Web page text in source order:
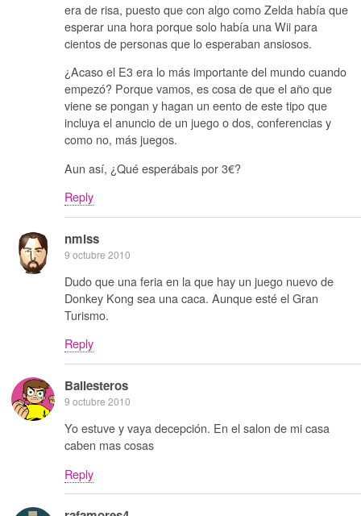
era de risa, puesto que con algo como Zelda había que
esperar una hora porque solo había una Wii para
cientos de personas que lo esperaban ansiosos.
¿Acaso el E3 era lo más importante del mundo cuando
empezó? Porque vamos, es cosa de que el año que
viene se pongan y hagan un eento de este tipo que
incluya el anuncio de un juego o dos, conferencias y
como no, más juegos.
Aun así, ¿Qué esperábais por 3€?
Reply
nmlss
9 octubre 2010
Dudo que una feria en la que hay un juego nuevo de
Donkey Kong sea una caca. Aunque esté el Gran
Turismo.
Reply
Ballesteros
9 octubre 2010
Yo estuve y vaya decepción. En el salon de mi casa
caben mas cosas
Reply